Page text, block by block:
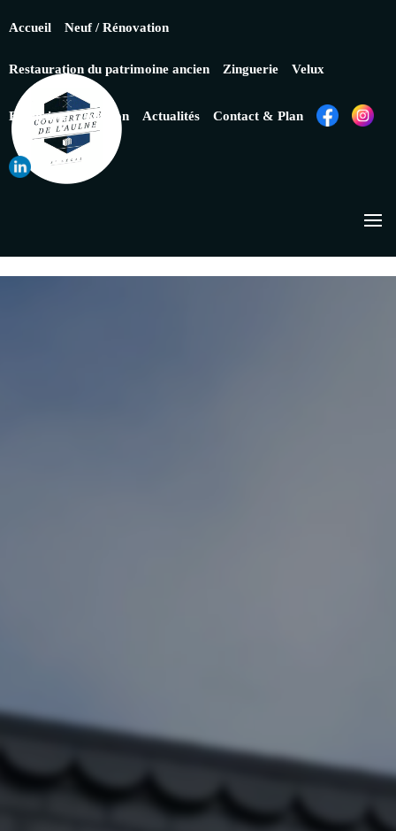
Accueil Neuf / Rénovation
Restauration du patrimoine ancien Zinguerie Velux
Extension Isolation Actualités Contact & Plan